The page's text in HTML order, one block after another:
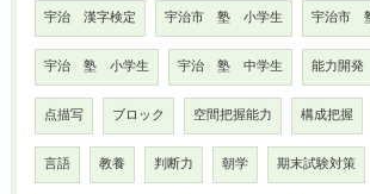
宇治 漢字検定 宇治市 塾 小学生 宇治市
宇治 塾 小学生 宇治 塾 中学生 能力開発
点描写 ブロック 空間把握能力 構成把握
言語 教養 判断力 朝学 期末試験対策